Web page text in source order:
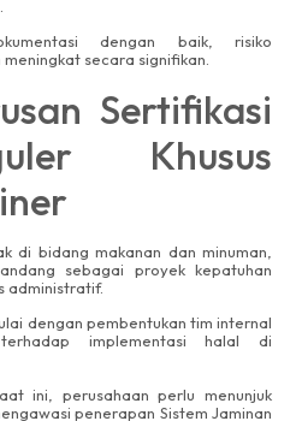
dengan baik, risiko
secara signifikan.
Sertifikasi
Khusus
di bidang makanan dan minuman,
sebagai proyek kepatuhan
administratif.
dengan pembentukan tim internal
implementasi halal di
ini, perusahaan perlu menunjuk
penerapan Sistem Jaminan